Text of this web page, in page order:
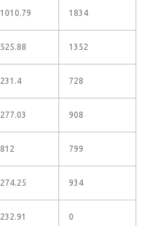
1010.79 1834
525.88 1352
231.4 728
277.03 908
812 799
274.25 934
232.91 0